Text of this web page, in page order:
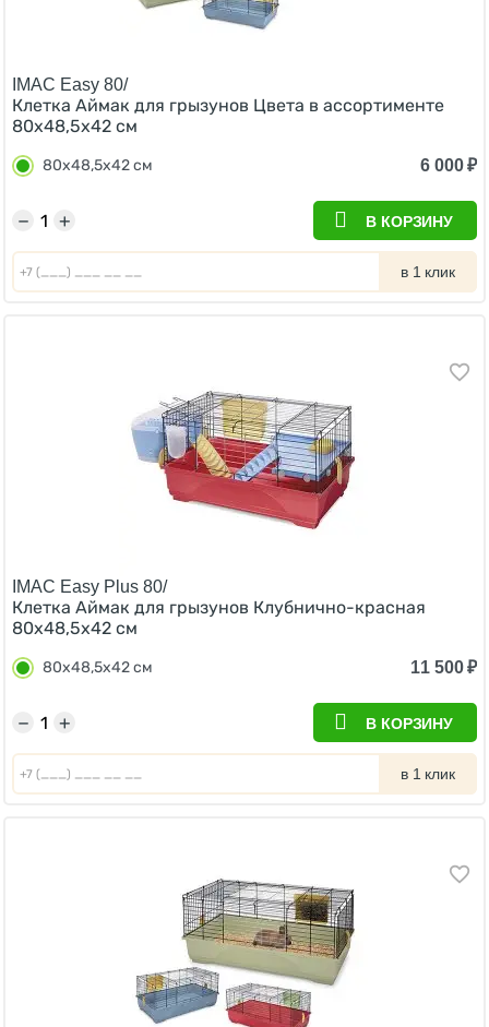
IMAC Easy 80/
Клетка Аймак для грызунов Цвета в ассортименте
80х48,5х42 см
80х48,5х42 см 6 000₽
+
− В КОРЗИНУ
в 1 клик
IMAC Easy Plus 80/
Клетка Аймак для грызунов Клубнично-красная
80х48,5х42 см
80х48,5х42 см 11 500₽
+
− В КОРЗИНУ
в 1 клик